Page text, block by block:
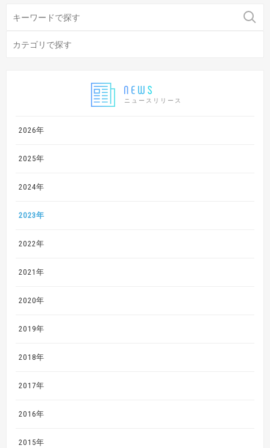
ニュースリリース
2026年
2025年
2024年
2023年
2022年
2021年
2020年
2019年
2018年
2017年
2016年
2015年